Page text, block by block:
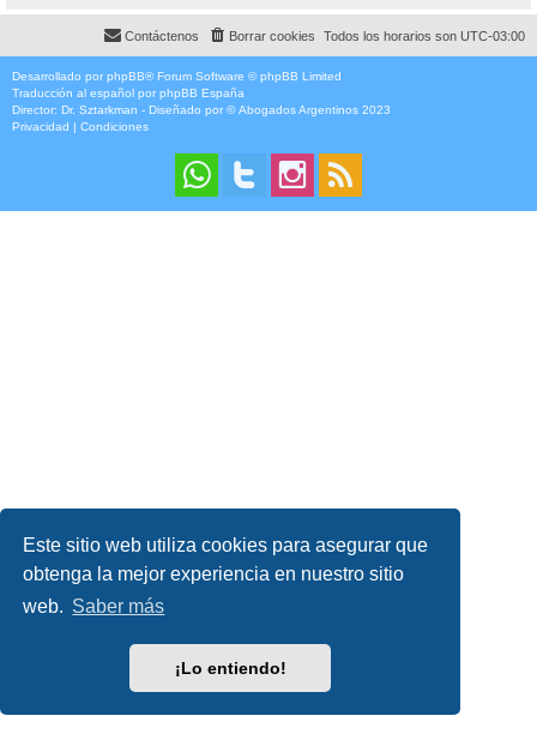
Este sitio web utiliza cookies para asegurar que
obtenga la mejor experiencia en nuestro sitio
web. Saber más
¡Lo entiendo!
Todos los horarios son UTC-03:00
Borrar cookies
Contáctenos
Desarrollado por phpBB® Forum Software © phpBB Limited
Traducción al español por phpBB España
Director: Dr. Sztarkman - Diseñado por ©Abogados Argentinos 2023
Privacidad | Condiciones